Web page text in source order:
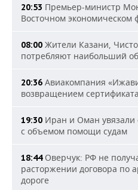
20:53 Премьер-министр
Восточном экономическом
08:00 Жители Казани,
потребляют наибольший
20:36 Авиакомпания
возвращением сертификата
19:30 Иран и Оман увязали
с объемом помощи судам
18:44Оверчук: РФ не
расторжении договора по
дороге